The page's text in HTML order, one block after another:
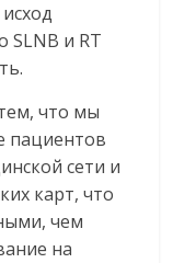
SLNB и RT
что мы
пациентов
сети и
карт, что
чем
на